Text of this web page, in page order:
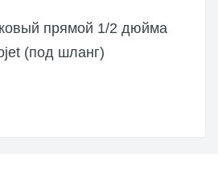
прямой 1/2 дюйма
(под шланг)